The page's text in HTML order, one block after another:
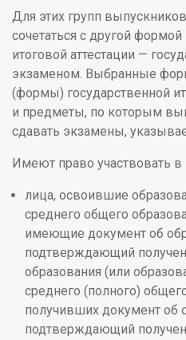
Для этих групп
сочетаться с другой формой
итоговой аттестации —
экзаменом. Выбранные
(формы) государственной
и предметы, по которым
сдавать экзамены,
Имеют право участвовать в
лица, освоившие
среднего общего
имеющие документ об
подтверждающий
образования (или
среднего (полного)
получивших документ об
подтверждающий